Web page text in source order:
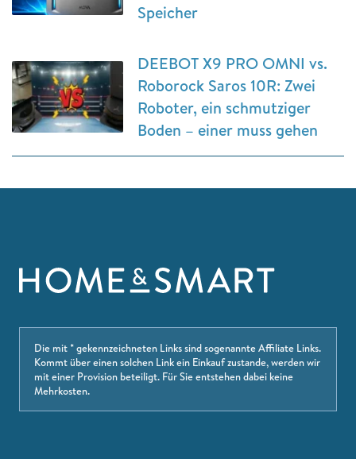
Speicher
DEEBOT X9 PRO OMNI vs.
Roborock Saros 10R: Zwei
Roboter, ein schmutziger
Boden – einer muss gehen
Die mit * gekennzeichneten Links sind sogenannte Affiliate Links.
Kommt über einen solchen Link ein Einkauf zustande, werden wir
mit einer Provision beteiligt. Für Sie entstehen dabei keine
Mehrkosten.